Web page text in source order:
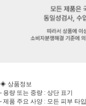
◈ 상품정보
- 용량 또는 중량 : 상단 표기
- 제품 주요 사양 : 모든 피부 타입